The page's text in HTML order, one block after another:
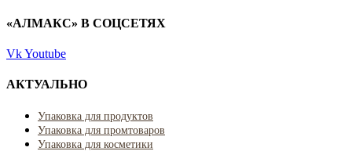
«АЛМАКС» В СОЦСЕТЯХ
VkYoutube
АКТУАЛЬНО
Упаковка для продуктов
Упаковка для промтоваров
Упаковка для косметики